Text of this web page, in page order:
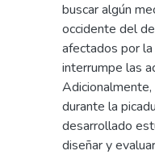
buscar algún
occidente del
afectados por
interrumpe las
durante la
desarrollado
diseñar y